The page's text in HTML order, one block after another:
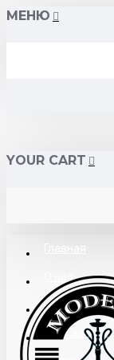
МЕНЮ
YOUR CART
Доставка